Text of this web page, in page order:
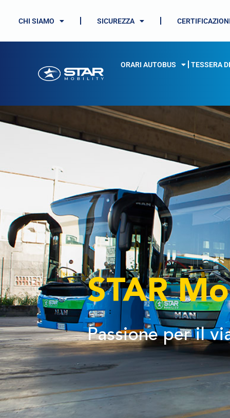
CHI SIAMO SICUREZZA
ORARI AUTOBUS TESSERA
STAR
Passione per il